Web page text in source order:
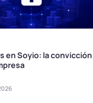
en Soyio: la convicción